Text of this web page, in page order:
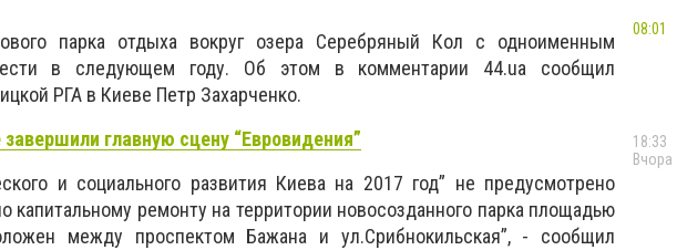
парка отдыха вокруг озера Серебряный Кол с одноименным
в следующем году. Об этом в комментарии 44.ua сообщил
РГА в Киеве Петр Захарченко.
завершили главную сцену “Евровидения”
и социального развития Киева на 2017 год” не предусмотрено
капитальному ремонту на территории новосозданного парка площадью
между проспектом Бажана и ул.Срибнокильская”, - сообщил
08:01
18:33
Вчора